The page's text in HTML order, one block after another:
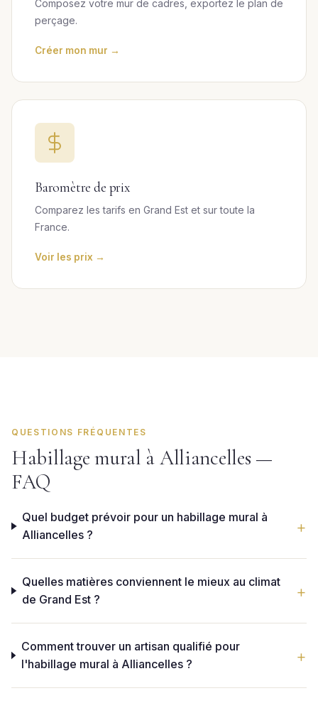
Composez votre mur de cadres, exportez le plan de
perçage.
Créer mon mur →
Baromètre de prix
Comparez les tarifs en Grand Est et sur toute la
France.
Voir les prix →
QUESTIONS FRÉQUENTES
Habillage mural à Alliancelles —
FAQ
Quel budget prévoir pour un habillage mural à
Alliancelles ?
Quelles matières conviennent le mieux au climat
de Grand Est ?
Comment trouver un artisan qualifié pour
l'habillage mural à Alliancelles ?